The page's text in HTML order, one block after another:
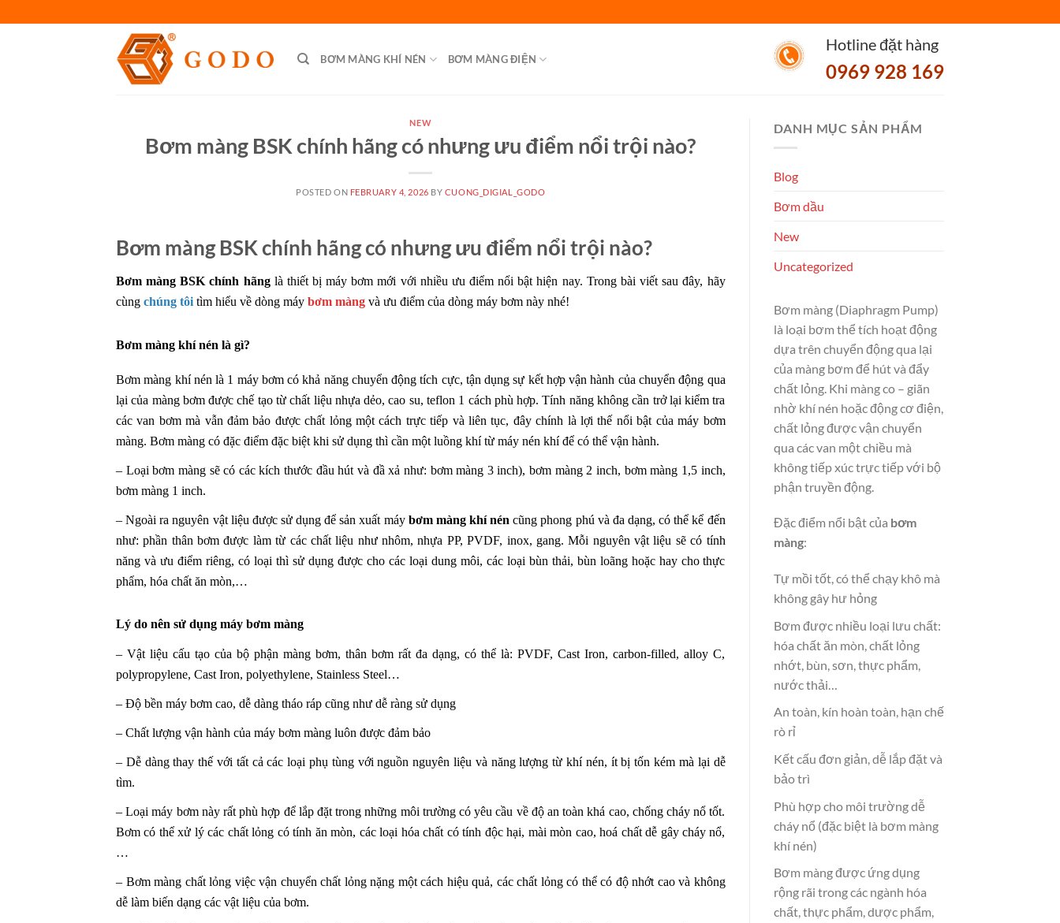
to
BƠM MÀNG KHÍ NÉN BƠM MÀNG ĐIỆN
Hotline đặt hàng
0969 928 169
NEW
Bơm màng BSK chính hãng có nhưng ưu điểm nổi trội nào?
POSTED ON FEBRUARY 4, 2026 BY CUONG_DIGIAL_GODO
Bơm màng BSK chính hãng có nhưng ưu điểm nổi trội nào?
Bơm màng BSK chính hãnglà thiết bị máy bơm mới với nhiều ưu điểm nổi bật hiện nay. Trong bài viết sau đây, hãy
cùng chúng tôi tìm hiểu về dòng máy bơm màng và ưu điểm của dòng máy bơm này nhé!
Bơm màng khí nén là gì?
Bơm màng khí nén là 1 máy bơm có khả năng chuyển động tích cực, tận dụng sự kết hợp vận hành của chuyển động qua
lại của màng bơm được chế tạo từ chất liệu nhựa dẻo, cao su, teflon 1 cách phù hợp. Tính năng không cần trở lại kiểm tra
các van bơm mà vẫn đảm bảo được chất lỏng một cách trực tiếp và liên tục, đây chính là lợi thế nổi bật của máy bơm
màng. Bơm màng có đặc điểm đặc biệt khi sử dụng thì cần một luồng khí từ máy nén khí để có thể vận hành.
– Loại bơm màng sẽ có các kích thước đầu hút và đầ xả như: bơm màng 3 inch), bơm màng 2 inch, bơm màng 1,5 inch,
bơm màng 1 inch.
– Ngoài ra nguyên vật liệu được sử dụng để sản xuất máy bơm màng khí nén cũng phong phú và đa dạng, có thể kể đến
như: phần thân bơm được làm từ các chất liệu như nhôm, nhựa PP, PVDF, inox, gang. Mỗi nguyên vật liệu sẽ có tính
năng và ưu điểm riêng, có loại thì sử dụng được cho các loại dung môi, các loại bùn thải, bùn loãng hoặc hay cho thực
phẩm, hóa chất ăn mòn,…
Lý do nên sử dụng máy bơm màng
– Vật liệu cấu tạo của bộ phận màng bơm, thân bơm rất đa dạng, có thể là: PVDF, Cast Iron, carbon-filled, alloy C,
polypropylene, Cast Iron, polyethylene, Stainless Steel…
– Độ bền máy bơm cao, dễ dàng tháo ráp cũng như dễ ràng sử dụng
– Chất lượng vận hành của máy bơm màng luôn được đảm bảo
– Dễ dàng thay thế với tất cả các loại phụ tùng với nguồn nguyên liệu và năng lượng từ khí nén, ít bị tốn kém mà lại dễ
tìm.
– Loại máy bơm này rất phù hợp để lắp đặt trong những môi trường có yêu cầu về độ an toàn khá cao, chống cháy nổ tốt.
Bơm có thể xử lý các chất lỏng có tính ăn mòn, các loại hóa chất có tính độc hại, mài mòn cao, hoá chất dễ gây cháy nổ,
…
– Bơm màng chất lỏng việc vận chuyển chất lỏng nặng một cách hiệu quả, các chất lỏng có thể có độ nhớt cao và không
dễ làm biến dạng các vật liệu của bơm.
DANH MỤC SẢN PHẨM
Blog
Bơm dầu
New
Uncategorized
Bơm màng (Diaphragm Pump)
là loại bơm thể tích hoạt động
dựa trên chuyển động qua lại
của màng bơm để hút và đẩy
chất lỏng. Khi màng co – giãn
nhờ khí nén hoặc động cơ điện,
chất lỏng được vận chuyển
qua các van một chiều mà
không tiếp xúc trực tiếp với bộ
phận truyền động.
Đặc điểm nổi bật của bơm
màng:
Tự mồi tốt, có thể chạy khô mà
không gây hư hỏng
Bơm được nhiều loại lưu chất:
hóa chất ăn mòn, chất lỏng
nhớt, bùn, sơn, thực phẩm,
nước thải…
An toàn, kín hoàn toàn, hạn chế
rò rỉ
Kết cấu đơn giản, dễ lắp đặt và
bảo trì
Phù hợp cho môi trường dễ
cháy nổ (đặc biệt là bơm màng
khí nén)
Bơm màng được ứng dụng
rộng rãi trong các ngành hóa
chất, thực phẩm, dược phẩm,